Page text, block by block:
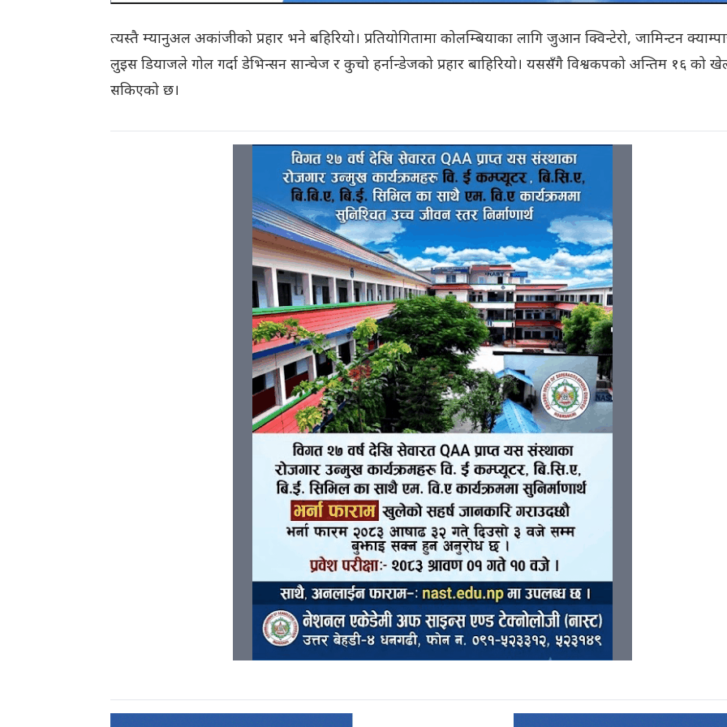
त्यस्तै म्यानुअल अकांजीको प्रहार भने बहिरियो। प्रतियोगितामा कोलम्बियाका लागि जुआन क्विन्टेरो, जामिन्टन
लुइस डियाजले गोल गर्दा डेभिन्सन सान्चेज र कुचो हर्नान्डेजको प्रहार बाहिरियो। यससँगै विश्वकपको अन्तिम १६ को
सकिएको छ।